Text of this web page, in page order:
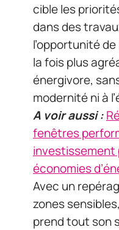
cible les
dans des
l’opportunité
la fois plus
énergivore,
modernité ni à
A voir aussi :
fenêtres
investissement
économies
Avec un
zones
prend tout son